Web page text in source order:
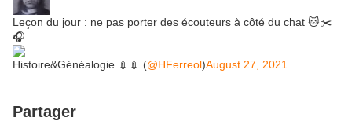
Leçon du jour : ne pas porter des écouteurs à côté du chat 🐱✂️
🎧
Histoire&Généalogie 💉💉 (@HFerreol)August 27, 2021
Partager